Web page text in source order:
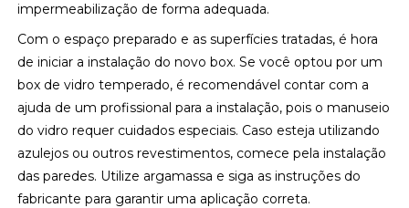
impermeabilização de forma adequada.
Com o espaço preparado e as superfícies tratadas, é hora
de iniciar a instalação do novo box. Se você optou por um
box de vidro temperado, é recomendável contar com a
ajuda de um profissional para a instalação, pois o manuseio
do vidro requer cuidados especiais. Caso esteja utilizando
azulejos ou outros revestimentos, comece pela instalação
das paredes. Utilize argamassa e siga as instruções do
fabricante para garantir uma aplicação correta.